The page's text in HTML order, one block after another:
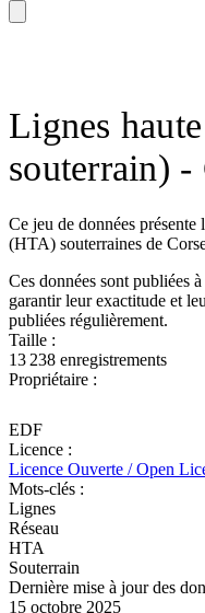
Lignes
souterrain) -
Ce jeu de données présente
(HTA) souterraines de
Ces données sont publiées
garantir leur exactitude et
publiées régulièrement.
Taille :
13 238 enregistrements
Propriétaire :
EDF
Licence :
Licence Ouverte / Open
Mots-clés :
Lignes
Réseau
HTA
Souterrain
Dernière mise à jour des
15 octobre 2025